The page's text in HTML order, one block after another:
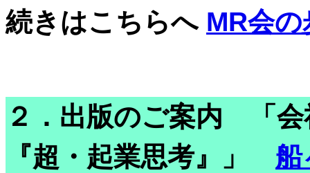
続きはこちらへ MR会の
２．出版のご案内 「
『超・起業思考』」 船